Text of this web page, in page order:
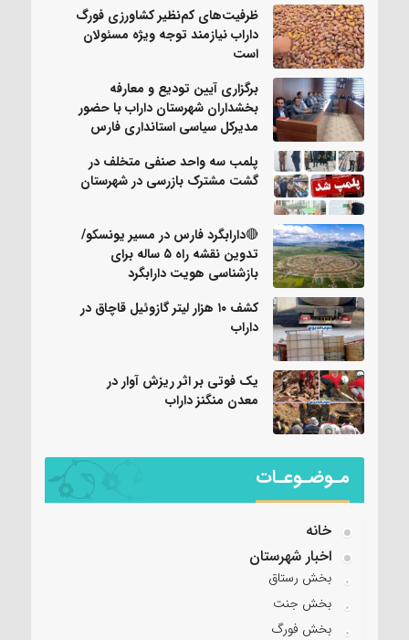
ظرفیت‌های کم‌نظیر کشاورزی فورگ
داراب نیازمند توجه ویژه مسئولان
است
برگزاری آیین تودیع و معارفه
بخشداران شهرستان داراب با حضور
مدیرکل سیاسی استانداری فارس
پلمب سه واحد صنفی متخلف در
گشت مشترک بازرسی در شهرستان
🔴دارابگرد فارس در مسیر یونسکو/
تدوین نقشه راه ۵ ساله برای
بازشناسی هویت دارابگرد
کشف ۱۰ هزار لیتر گازوئیل قاچاق در
داراب
یک فوتی بر اثر ریزش آوار در
معدن منگنز داراب
مـوضـوعـات
خانه
اخبار شهرستان
بخش رستاق
بخش جنت
بخش فورگ